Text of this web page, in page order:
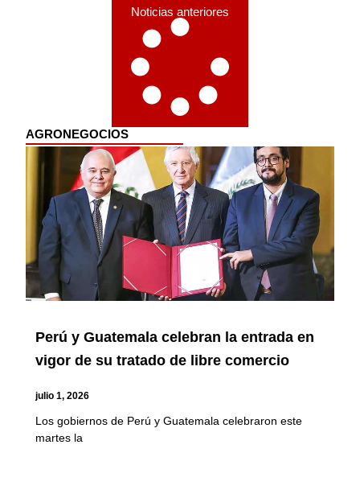
Noticias anteriores
AGRONEGOCIOS
Perú y Guatemala celebran la entrada en
vigor de su tratado de libre comercio
julio 1, 2026
Los gobiernos de Perú y Guatemala celebraron este
martes la